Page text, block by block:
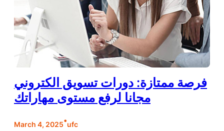
فرصة ممتازة: دورات تسويق الكتروني
مجانا لرفع مستوى مهاراتك
March 4, 2025•ufc